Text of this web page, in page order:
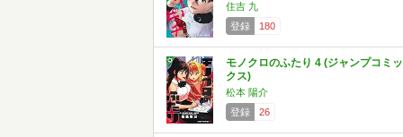
住吉 九
登録
180
モノクロのふたり 4 (ジャンプコミッ
クス)
松本 陽介
登録
26